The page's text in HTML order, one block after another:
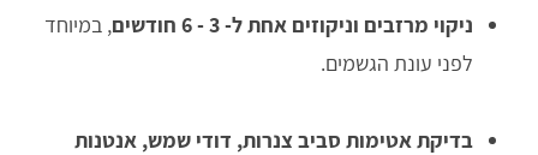
ניקוי מרזבים וניקוזים אחת ל- 3 - 6 חודשים
, במיוחד
לפני עונת הגשמים.
בדיקת אטימות סביב צנרות, דודי שמש, אנטנות